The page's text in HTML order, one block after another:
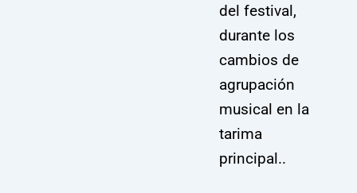
del festival,
durante los
cambios de
agrupación
musical en la
tarima
principal..